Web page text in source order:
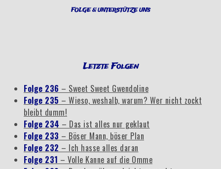
FOLGE & UNTERSTÜTZE UNS
Letzte Folgen
Folge 236 – Sweet Sweet Gwendoline
Folge 235 – Wieso, weshalb, warum? Wer nicht zockt
bleibt dumm!
Folge 234 – Das ist alles nur geklaut
Folge 233 – Böser Mann, böser Plan
Folge 232 – Ich hasse alles daran
Folge 231 – Volle Kanne auf die Omme